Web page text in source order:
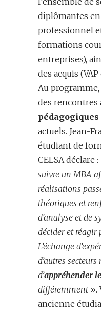
diplômantes
professionnel
formations
entreprises),
des acquis (VAP
Au
des rencontres
pédagogiques
actuels. Jean-
étudiant de
CELSA déclare
suivre un MBA
réalisations
théoriques et
d’analyse et de
décider et réagir
L’échange
d’autres
d’appréhender
différemment».
ancienne